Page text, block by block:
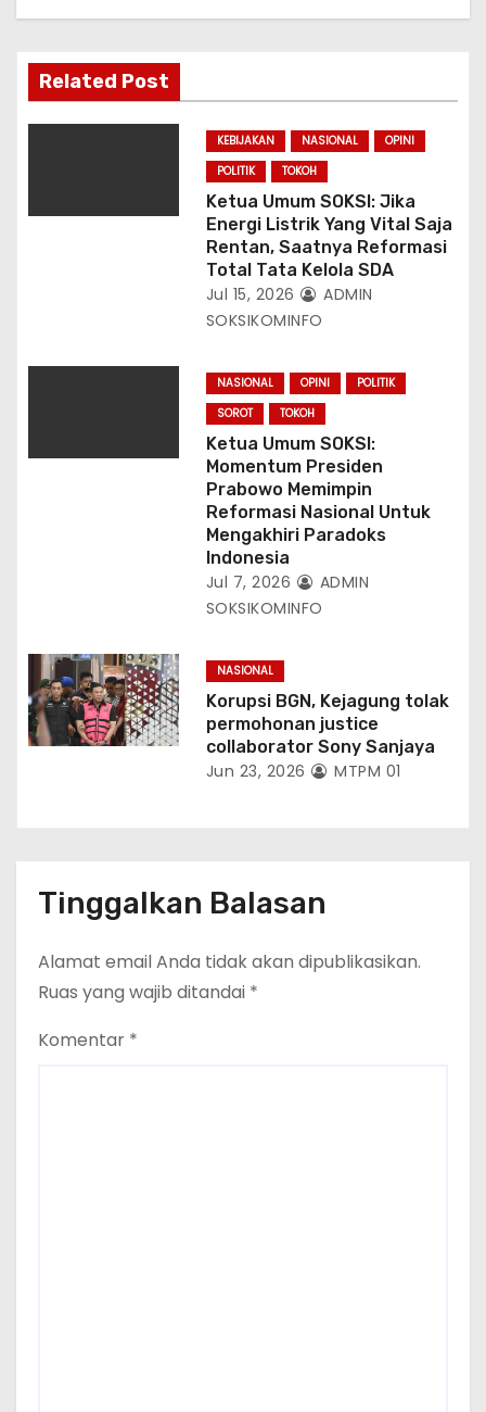
s
Related Post
KEBIJAKAN NASIONAL
OPINI
POLITIK
TOKOH
Ketua Umum SOKSI: Jika
Energi Listrik Yang Vital Saja
Rentan, Saatnya Reformasi
Total Tata Kelola SDA
Jul 15, 2026
ADMIN
SOKSIKOMINFO
NASIONAL OPINI
POLITIK
SOROT
TOKOH
Ketua Umum SOKSI:
Momentum Presiden
Prabowo Memimpin
Reformasi Nasional Untuk
Mengakhiri Paradoks
Indonesia
Jul 7, 2026
ADMIN
SOKSIKOMINFO
NASIONAL
Korupsi BGN, Kejagung tolak
permohonan justice
collaborator Sony Sanjaya
Jun 23, 2026 MTPM 01
Tinggalkan Balasan
Alamat email Anda tidak akan dipublikasikan.
Ruas yang wajib ditandai *
Komentar *